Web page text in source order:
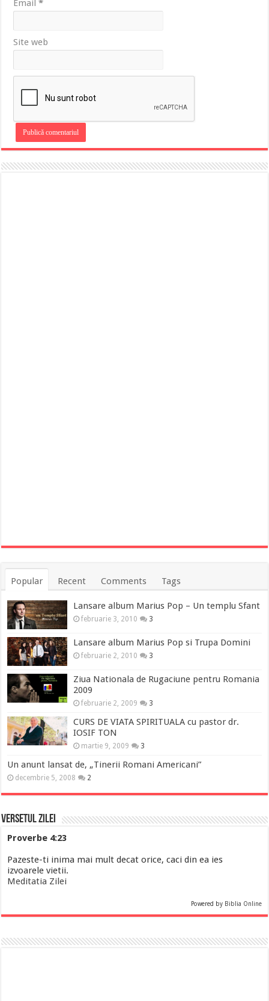
Email*
Site web
Popular Recent Comments Tags
Lansare album Marius Pop – Un templu Sfant
februarie 3, 2010 3
Lansare album Marius Pop si Trupa Domini
februarie 2, 2010 3
Ziua Nationala de Rugaciune pentru Romania
2009
februarie 2, 2009 3
CURS DE VIATA SPIRITUALA cu pastor dr.
IOSIF TON
martie 9, 2009 3
Un anunt lansat de, „Tinerii Romani Americani”
decembrie 5, 2008 2
Versetul Zilei
Proverbe 4:23
Pazeste-ti inima mai mult decat orice, caci din ea ies
izvoarele vietii.
Meditatia Zilei
Powered by Biblia Online